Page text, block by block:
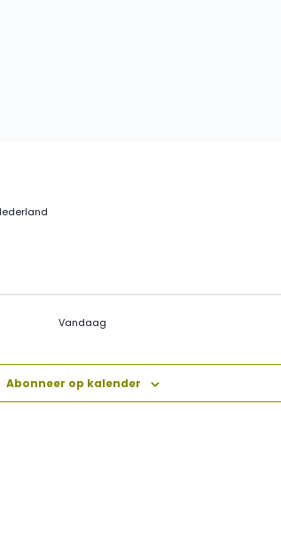
Vandaag
Abonneer op kalender